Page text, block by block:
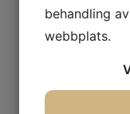
behandling
webbplats.